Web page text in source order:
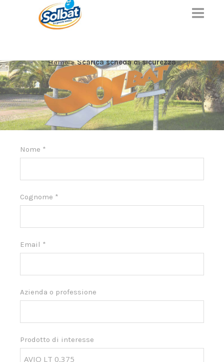
Home»Scarica scheda di sicurezza
Nome *
Cognome *
Email *
Azienda o professione
Prodotto di interesse